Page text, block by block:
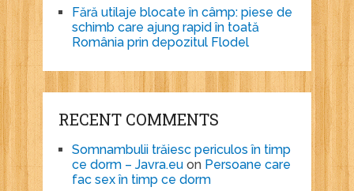
Fără utilaje blocate în câmp: piese de
schimb care ajung rapid în toată
România prin depozitul Flodel
RECENT COMMENTS
Somnambulii trăiesc periculos în timp
ce dorm – Javra.euon Persoane care
fac sex în timp ce dorm